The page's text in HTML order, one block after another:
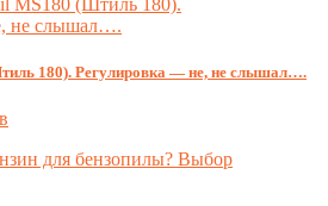
180). Регулировка — не, не слышал….